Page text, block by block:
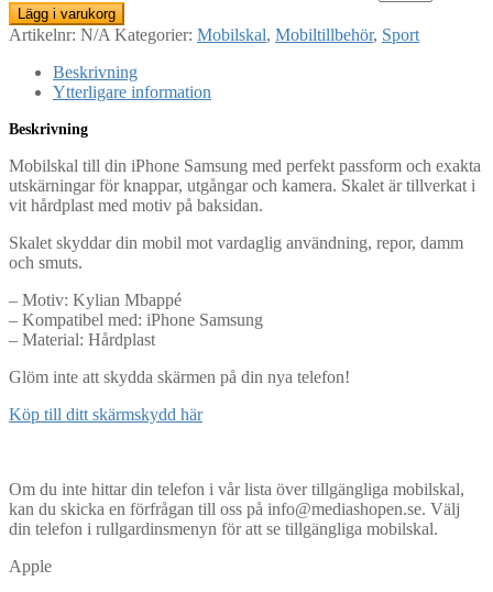
Lägg i varukorg
Artikelnr: N/A Kategorier: Mobilskal, Mobiltillbehör, Sport
Beskrivning
Ytterligare information
Beskrivning
Mobilskal till din iPhone Samsung med perfekt passform och exakta
utskärningar för knappar, utgångar och kamera. Skalet är tillverkat i
vit hårdplast med motiv på baksidan.
Skalet skyddar din mobil mot vardaglig användning, repor, damm
och smuts.
– Motiv: Kylian Mbappé
– Kompatibel med: iPhone Samsung
– Material: Hårdplast
Glöm inte att skydda skärmen på din nya telefon!
Köp till ditt skärmskydd här
Om du inte hittar din telefon i vår lista över tillgängliga mobilskal,
kan du skicka en förfrågan till oss på info@mediashopen.se. Välj
din telefon i rullgardinsmenyn för att se tillgängliga mobilskal.
Apple